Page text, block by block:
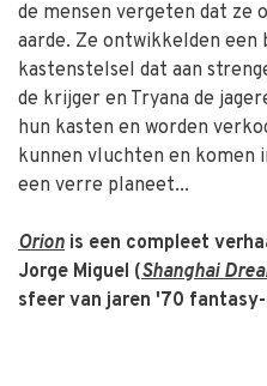
de mensen vergeten dat ze
aarde. Ze ontwikkelden een
kastenstelsel dat aan
de krijger en Tryana de
hun kasten en worden
kunnen vluchten en komen
een verre planeet...
Orion is een compleet
Jorge Miguel (Shanghai
sfeer van jaren '70